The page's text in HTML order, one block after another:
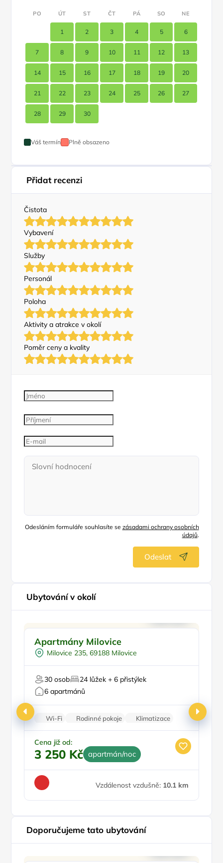
PO ÚT ST ČT PÁ SO NE
1 2 3 4 5 6
7 8 9 10 11 12 13
14 15 16 17 18 19 20
21 22 23 24 25 26 27
28 29 30
Váš termín Plně obsazeno
Přidat recenzi
Čistota
Vybavení
Služby
Personál
Poloha
Aktivity a atrakce v okolí
Poměr ceny a kvality
Odesláním formuláře souhlasíte se zásadami ochrany osobních
údajů.
Odeslat
Ubytování v okolí
Venkovní bazén
Pro skupiny
Pro cyklisty
Pro milovníky vína
Apartmány Milovice
Milovice 235, 69188 Milovice
30 osob
24 lůžek + 6 přistýlek
6 apartmánů
Wi-Fi Rodinné pokoje
Klimatizace
Vinotéka
Kamerový systém
Cena již od:
3 250 Kč apartmán/noc
Vzdálenost vzdušně: 10.1 km
Doporučujeme tato ubytování